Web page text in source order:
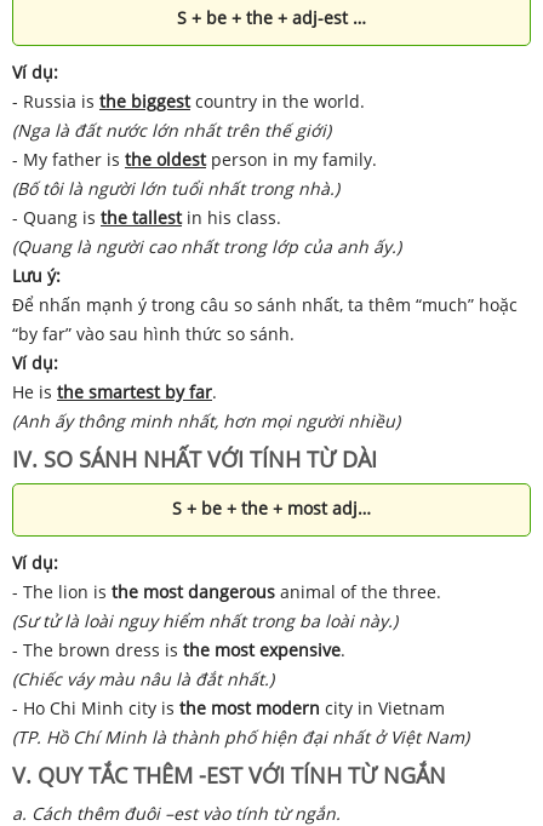
S + be + the + adj-est …
Ví dụ:
- Russia is the biggestcountry in the world.
(Nga là đất nước lớn nhất trên thế giới)
- My father is the oldestperson in my family.
(Bố tôi là người lớn tuổi nhất trong nhà.)
- Quang is the tallestin his class.
(Quang là người cao nhất trong lớp của anh ấy.)
Lưu ý:
Để nhấn mạnh ý trong câu so sánh nhất, ta thêm “much” hoặc
“by far” vào sau hình thức so sánh.
Ví dụ:
He is the smartest by far.
(Anh ấy thông minh nhất, hơn mọi người nhiều)
IV. SO SÁNH NHẤT VỚI TÍNH TỪ DÀI
S + be + the + most adj…
Ví dụ:
- The lion is the most dangerous animal of the three.
(Sư tử là loài nguy hiểm nhất trong ba loài này.)
- The brown dress is the most expensive.
(Chiếc váy màu nâu là đắt nhất.)
- Ho Chi Minh city is the most modern city in Vietnam
(TP. Hồ Chí Minh là thành phố hiện đại nhất ở Việt Nam)
V. QUY TẮC THÊM -EST VỚI TÍNH TỪ NGẮN
a. Cách thêm đuôi –est vào tính từ ngắn.